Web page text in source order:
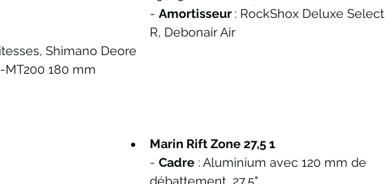
- Amortisseur : RockShox Deluxe Select
R, Debonair Air
Shimano Deore
MT200 180 mm
Marin Rift Zone 27,5 1
- Cadre : Aluminium avec 120 mm de